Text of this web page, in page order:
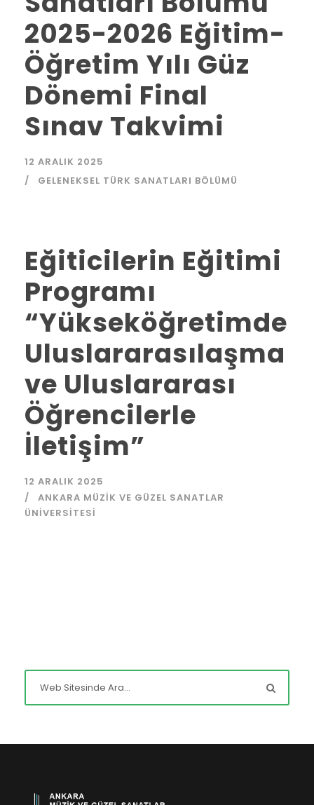
2025-2026 Eğitim-
Öğretim Yılı Güz
Dönemi Final
Sınav Takvimi
12 ARALIK 2025
GELENEKSEL TÜRK SANATLARI BÖLÜMÜ
Eğiticilerin Eğitimi
Programı
“Yükseköğretimde
Uluslararasılaşma
ve Uluslararası
Öğrencilerle
İletişim”
12 ARALIK 2025
ANKARA MÜZIK VE GÜZEL SANATLAR
ÜNIVERSITESI